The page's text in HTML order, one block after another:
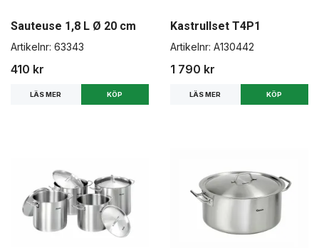
Sauteuse 1,8 L Ø 20 cm
Artikelnr: 63343
410 kr
LÄS MER
Kastrullset T4P1
Artikelnr: A130442
1 790 kr
LÄS MER